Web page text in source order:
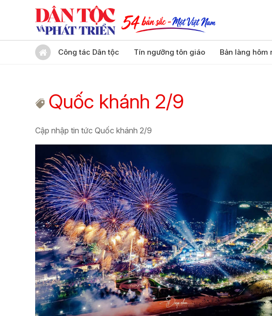
Công tác Dân tộc Tín ngưỡng tôn giáo Bản làng hôm
Quốc khánh 2/9
Cập nhập tin tức Quốc khánh 2/9